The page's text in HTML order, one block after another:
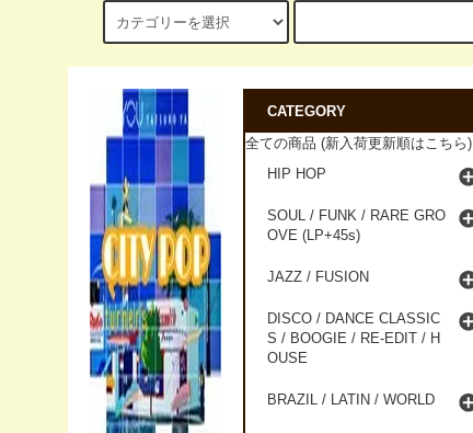
CATEGORY
全ての商品 (新入荷更新順はこちら)
HIP HOP
SOUL / FUNK / RARE GRO
OVE (LP+45s)
JAZZ / FUSION
DISCO / DANCE CLASSIC
S / BOOGIE / RE-EDIT / H
OUSE
BRAZIL / LATIN / WORLD